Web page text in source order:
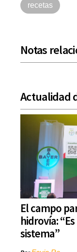
recetas
Notas
Actualidad
El campo
hidrovía:
sistema”